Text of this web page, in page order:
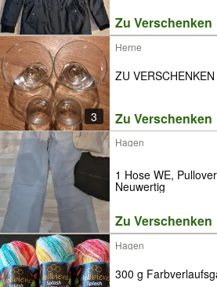
Zu Verschenken
3
Herne
ZU VERSCHENKEN
Zu Verschenken
Hagen
1 Hose WE,
Neuwertig
Zu Verschenken
Hagen
300 g